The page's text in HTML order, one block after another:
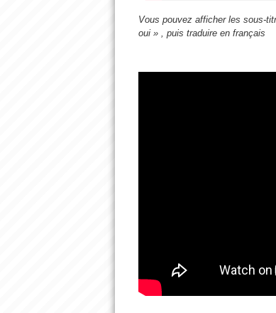
Vous pouvez afficher les sous-
oui » , puis traduire en français